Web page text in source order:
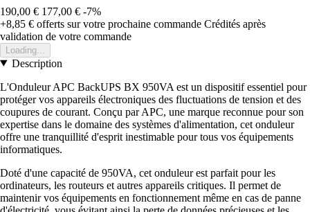
190,00 € 177,00 € -7%
+8,85 € offerts sur votre prochaine commande Crédités après
validation de votre commande
Loading...
Description
L'Onduleur APC BackUPS BX 950VA est un dispositif essentiel pour
protéger vos appareils électroniques des fluctuations de tension et des
coupures de courant. Conçu par APC, une marque reconnue pour son
expertise dans le domaine des systèmes d'alimentation, cet onduleur
offre une tranquillité d'esprit inestimable pour tous vos équipements
informatiques.
Doté d'une capacité de 950VA, cet onduleur est parfait pour les
ordinateurs, les routeurs et autres appareils critiques. Il permet de
maintenir vos équipements en fonctionnement même en cas de panne